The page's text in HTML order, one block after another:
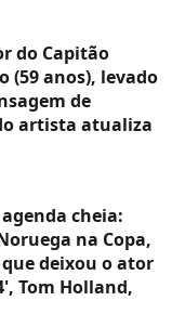
do Capitão
(59 anos), levado
de
artista atualiza
cheia:
na Copa,
deixou o ator
Tom Holland,